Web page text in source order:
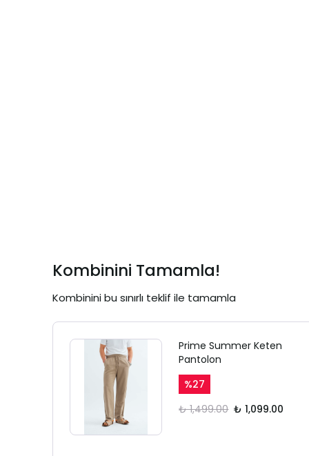
Kombinini Tamamla!
Kombinini bu sınırlı teklif ile tamamla
Prime Summer Keten
Pantolon
%27
₺ 1,499.00 ₺ 1,099.00